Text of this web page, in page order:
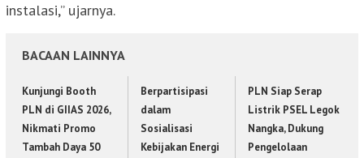
instalasi,” ujarnya.
BACAAN LAINNYA
Kunjungi Booth
PLN di GIIAS 2026,
Nikmati Promo
Tambah Daya 50
Berpartisipasi
dalam
Sosialisasi
Kebijakan Energi
PLN Siap Serap
Listrik PSEL Legok
Nangka, Dukung
Pengelolaan